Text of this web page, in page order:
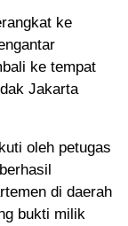
ke
ke tempat
Jakarta
oleh petugas
di daerah
bukti milik